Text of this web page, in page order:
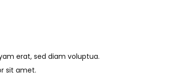
erat, sed diam voluptua.
sit amet.